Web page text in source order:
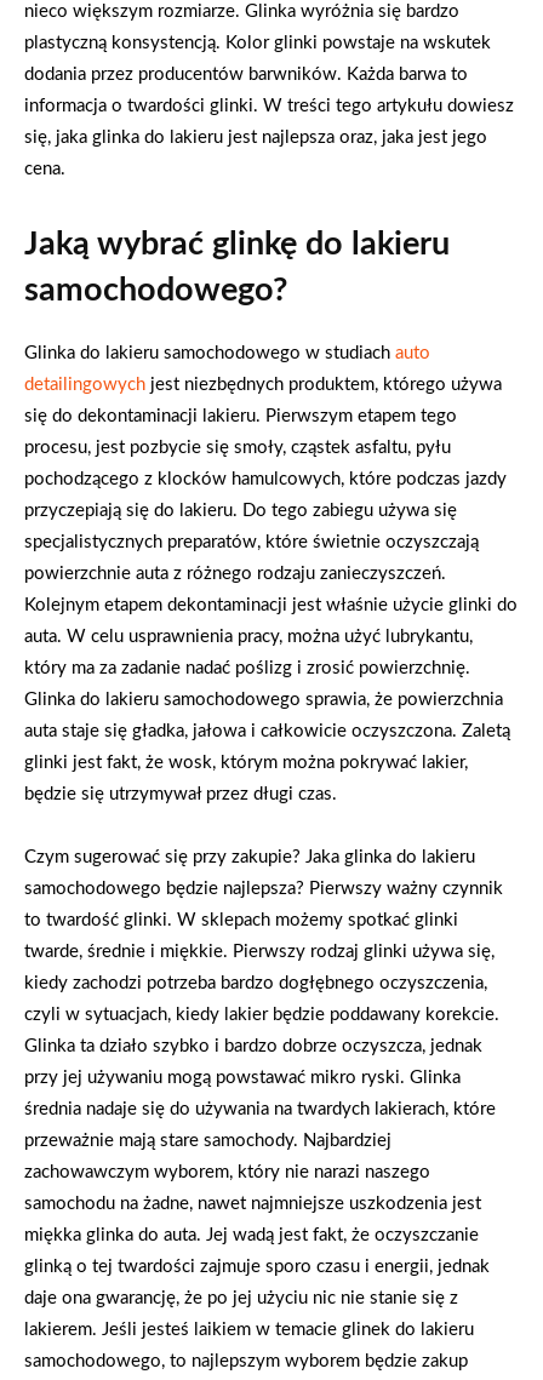
nieco większym rozmiarze. Glinka wyróżnia się bardzo
plastyczną konsystencją. Kolor glinki powstaje na wskutek
dodania przez producentów barwników. Każda barwa to
informacja o twardości glinki. W treści tego artykułu dowiesz
się, jaka glinka do lakieru jest najlepsza oraz, jaka jest jego
cena.
Jaką wybrać glinkę do lakieru
samochodowego?
Glinka do lakieru samochodowego w studiach auto
detailingowych jest niezbędnych produktem, którego używa
się do dekontaminacji lakieru. Pierwszym etapem tego
procesu, jest pozbycie się smoły, cząstek asfaltu, pyłu
pochodzącego z klocków hamulcowych, które podczas jazdy
przyczepiają się do lakieru. Do tego zabiegu używa się
specjalistycznych preparatów, które świetnie oczyszczają
powierzchnie auta z różnego rodzaju zanieczyszczeń.
Kolejnym etapem dekontaminacji jest właśnie użycie glinki do
auta. W celu usprawnienia pracy, można użyć lubrykantu,
który ma za zadanie nadać poślizg i zrosić powierzchnię.
Glinka do lakieru samochodowego sprawia, że powierzchnia
auta staje się gładka, jałowa i całkowicie oczyszczona. Zaletą
glinki jest fakt, że wosk, którym można pokrywać lakier,
będzie się utrzymywał przez długi czas.
Czym sugerować się przy zakupie? Jaka glinka do lakieru
samochodowego będzie najlepsza? Pierwszy ważny czynnik
to twardość glinki. W sklepach możemy spotkać glinki
twarde, średnie i miękkie. Pierwszy rodzaj glinki używa się,
kiedy zachodzi potrzeba bardzo dogłębnego oczyszczenia,
czyli w sytuacjach, kiedy lakier będzie poddawany korekcie.
Glinka ta działo szybko i bardzo dobrze oczyszcza, jednak
przy jej używaniu mogą powstawać mikro ryski. Glinka
średnia nadaje się do używania na twardych lakierach, które
przeważnie mają stare samochody. Najbardziej
zachowawczym wyborem, który nie narazi naszego
samochodu na żadne, nawet najmniejsze uszkodzenia jest
miękka glinka do auta. Jej wadą jest fakt, że oczyszczanie
glinką o tej twardości zajmuje sporo czasu i energii, jednak
daje ona gwarancję, że po jej użyciu nic nie stanie się z
lakierem. Jeśli jesteś laikiem w temacie glinek do lakieru
samochodowego, to najlepszym wyborem będzie zakup